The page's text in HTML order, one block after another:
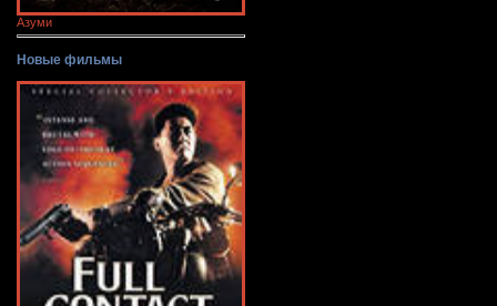
Азуми
Новые фильмы